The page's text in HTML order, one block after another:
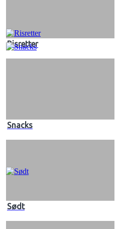
Risretter
Snacks
Sødt